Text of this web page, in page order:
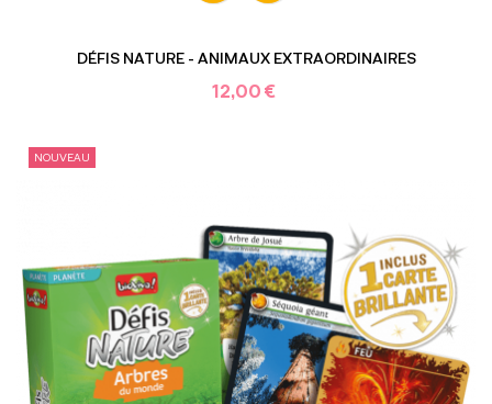
DÉFIS NATURE - ANIMAUX EXTRAORDINAIRES
12,00 €
NOUVEAU